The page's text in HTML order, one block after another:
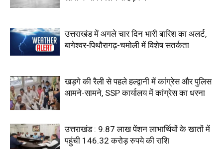
उत्तराखंड में अगले चार दिन भारी बारिश का अलर्ट,
बागेश्वर-पिथौरागढ़-चमोली में विशेष सतर्कता
खड़गे की रैली से पहले हल्द्वानी में कांग्रेस और पुलिस
आमने-सामने, SSP कार्यालय में कांग्रेस का धरना
उत्तराखंड : 9.87 लाख पेंशन लाभार्थियों के खातों में
पहुंची 146.32 करोड़ रुपये की राशि